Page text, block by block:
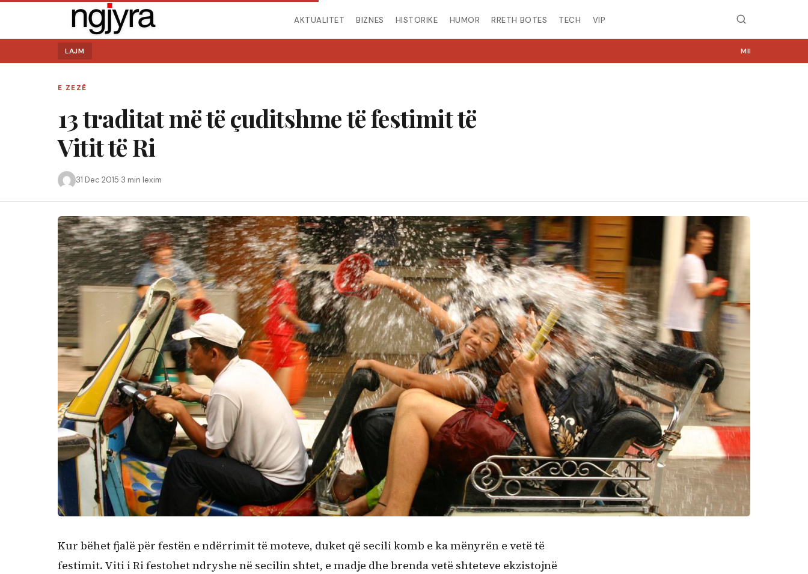
Kërko:
AKTUALITET BIZNES HISTORIKE HUMOR RRETH BOTES TECH VIP
LAJM MIRË SE VINI NË NGJYRA.COM
E ZEZË
13 traditat më të çuditshme të festimit të
Vitit të Ri
31 Dec 2015·3 min lexim
Kur bëhet fjalë për festën e ndërrimit të moteve, duket që secili komb e ka mënyrën e vetë të
festimit. Viti i Ri festohet ndryshe në secilin shtet, e madje dhe brenda vetë shteteve ekzistojnë